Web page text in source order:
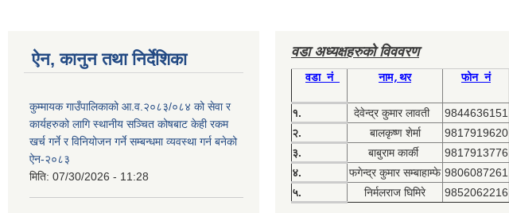
ऐन, कानुन तथा निर्देशिका
कुम्मायक गाउँपालिकाको आ.व.२०८३/०८४ को सेवा र
कार्यहरुको लागि स्थानीय सञ्चित कोषबाट केही रकम
खर्च गर्ने र विनियोजन गर्ने सम्बन्धमा व्यवस्था गर्न बनेको
ऐन-२०८३
मिति: 07/30/2026 - 11:28
वडा अध्यक्षहरुको विववरण
वडा नं नाम,थर फोन नं
१. देवेन्द्र कुमार लावती
9844636151
२.
बालकृष्ण शेर्मा
9817919620
३.
बाबुराम कार्की
9817913776
४.
फगेन्द्र कुमार सम्बाहाम्फे 9806087261
५.
निर्मलराज घिमिरे 9852062216